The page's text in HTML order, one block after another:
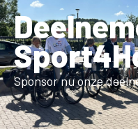
Sponsor nu onze